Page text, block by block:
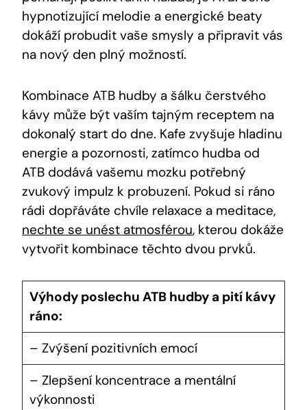
hypnotizující melodie a energické beaty
dokáží probudit vaše smysly a připravit vás
na nový den plný možností.
Kombinace ATB hudby a šálku čerstvého
kávy může být vaším tajným receptem na
dokonalý start do dne. Kafe zvyšuje hladinu
energie a pozornosti, zatímco hudba od
ATB dodává vašemu mozku potřebný
zvukový impulz k probuzení. Pokud si ráno
rádi dopřáváte chvíle relaxace a meditace,
nechte se unést atmosférou, kterou dokáže
vytvořit kombinace těchto dvou prvků.
Výhody poslechu ATB hudby a pití kávy
ráno:
– Zvýšení pozitivních emocí
– Zlepšení koncentrace a mentální
výkonnosti